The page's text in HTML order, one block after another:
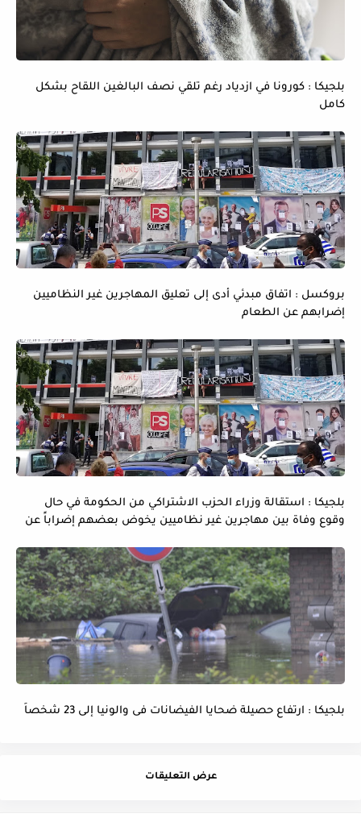
بلجيكا : كورونا في ازدياد رغم تلقي نصف البالغين اللقاح بشكل
كامل
بروكسل : اتفاق مبدئي أدى إلى تعليق المهاجرين غير النظاميين
إضرابهم عن الطعام
بلجيكا : استقالة وزراء الحزب الاشتراكي من الحكومة في حال
وقوع وفاة بين مهاجرين غير نظاميين يخوض بعضهم إضراباً عن
بلجيكا : ارتفاع حصيلة ضحايا الفيضانات فى والونيا إلى 23 شخصاً
عرض التعليقات